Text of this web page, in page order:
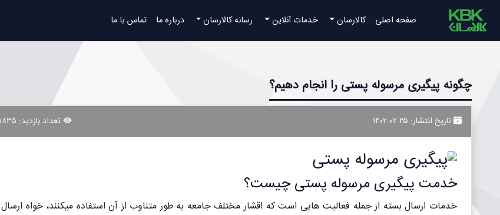
صفحه اصلی کالارسان خدمات آنلاین رسانه کالارسان درباره ما تماس با ما
چگونه پیگیری مرسوله پستی را انجام دهیم؟
تاریخ انتشار: ۲۵-۰۲-۱۴۰۲ تعداد بازدید: ۵۸۳۵
خدمت پیگیری مرسوله پستی چیست؟
خدمات ارسال بسته از جمله فعالیت هایی است که اقشار مختلف جامعه به طور متناوب از آن استفاده میکنند، خواه ارسال